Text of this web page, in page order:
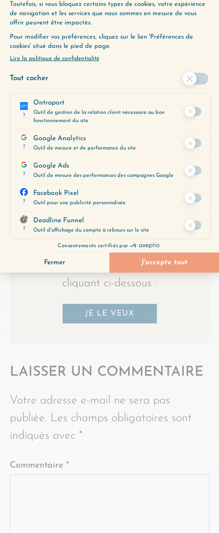
(044) MÉDITER POUR MIEUX AIMER
(046) LE FLOT DE PENSÉES
ENVIE D’ALLER PLUS
Utilisez notre Guide d’Écoute, un
découvrir les épisodes qui
correspondent le mieux à vos
préoccupations du moment.
Obtenez-le gratuitement en
cliquant ci-dessous :
JE LE VEUX
LAISSER UN COMMENTAIRE
Votre adresse e-mail ne sera pas
publiée. Les champs obligatoires sont
indiqués avec *
Commentaire *